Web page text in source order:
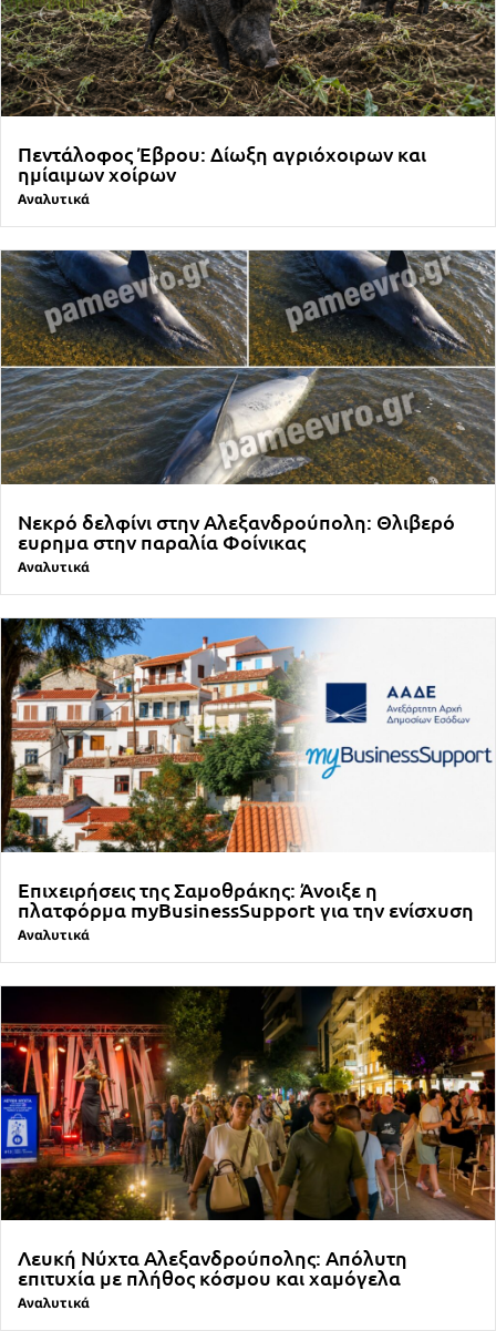
Πεντάλοφος Έβρου: Δίωξη αγριόχοιρων και
ημίαιμων χοίρων
Αναλυτικά
Νεκρό δελφίνι στην Αλεξανδρούπολη: Θλιβερό
ευρημα στην παραλία Φοίνικας
Αναλυτικά
Επιχειρήσεις της Σαμοθράκης: Άνοιξε η
πλατφόρμα myBusinessSupport για την ενίσχυση
Αναλυτικά
Λευκή Νύχτα Αλεξανδρούπολης: Απόλυτη
επιτυχία με πλήθος κόσμου και χαμόγελα
Αναλυτικά